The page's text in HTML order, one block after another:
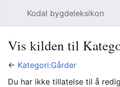
Kodal bygdeleksikon
Vis kilden til
← Kategori:Gårder
Du har ikke tillatelse til å